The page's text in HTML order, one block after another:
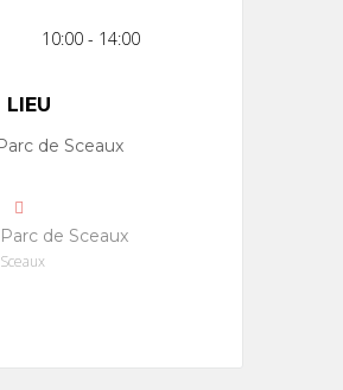
10:00 - 14:00
LIEU
Parc de Sceaux
Sceaux